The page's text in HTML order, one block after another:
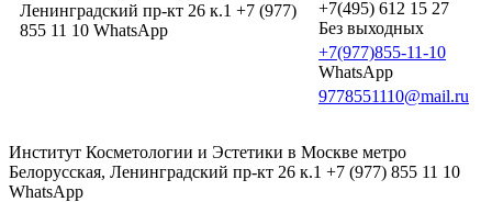
Ленинградский пр-кт 26 к.1 +7 (977)
855 11 10 WhatsApp
+7(495) 612 15 27
Без выходных
+7(977)855-11-10
WhatsApp
9778551110@mail.ru
Институт Косметологии и Эстетики в Москве метро
Белорусская, Ленинградский пр-кт 26 к.1 +7 (977) 855 11 10
WhatsApp